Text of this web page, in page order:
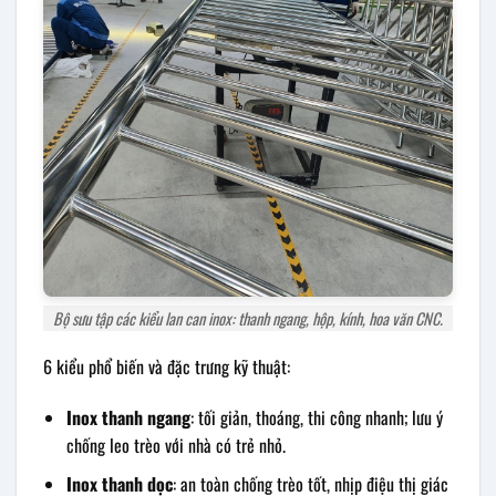
Bộ sưu tập các kiểu lan can inox: thanh ngang, hộp, kính, hoa văn CNC.
6 kiểu phổ biến và đặc trưng kỹ thuật:
Inox thanh ngang: tối giản, thoáng, thi công nhanh; lưu ý
chống leo trèo với nhà có trẻ nhỏ.
Inox thanh dọc: an toàn chống trèo tốt, nhịp điệu thị giác